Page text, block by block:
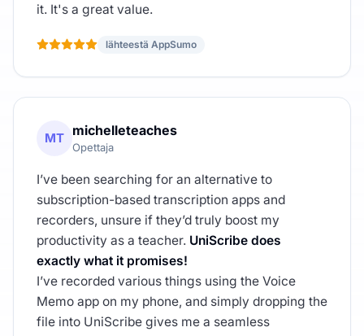
it. It's a great value.
lähteestä AppSumo
MT michelleteaches
Opettaja
I’ve been searching for an alternative to
subscription-based transcription apps and
recorders, unsure if they’d truly boost my
productivity as a teacher. UniScribe does
exactly what it promises!
I’ve recorded various things using the Voice
Memo app on my phone, and simply dropping the
file into UniScribe gives me a seamless